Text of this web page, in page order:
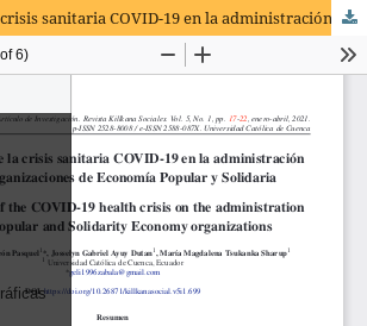
El impacto de la crisis sanitaria COVID-19 en la administración de las organizaciones de Economía Popular y Solidaria